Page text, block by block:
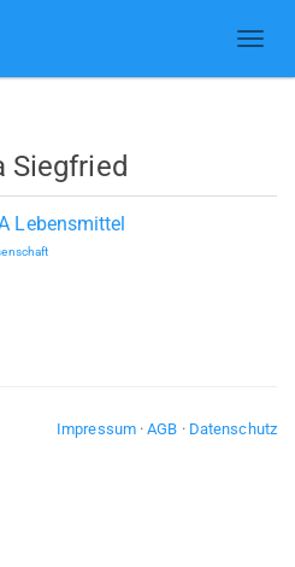
Siegfried
Lebensmittel
Impressum·AGB · Datenschutz